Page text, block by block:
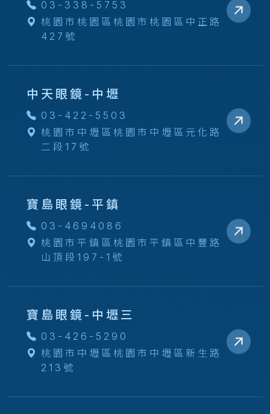
03-338-5753
桃園市桃園區桃園市桃園區中正路
427號
中天眼鏡-中壢
03-422-5503
桃園市中壢區桃園市中壢區元化路
二段17號
寶島眼鏡-平鎮
03-4694086
桃園市平鎮區桃園市平鎮區中豐路
山頂段197-1號
寶島眼鏡-中壢三
03-426-5290
桃園市中壢區桃園市中壢區新生路
213號